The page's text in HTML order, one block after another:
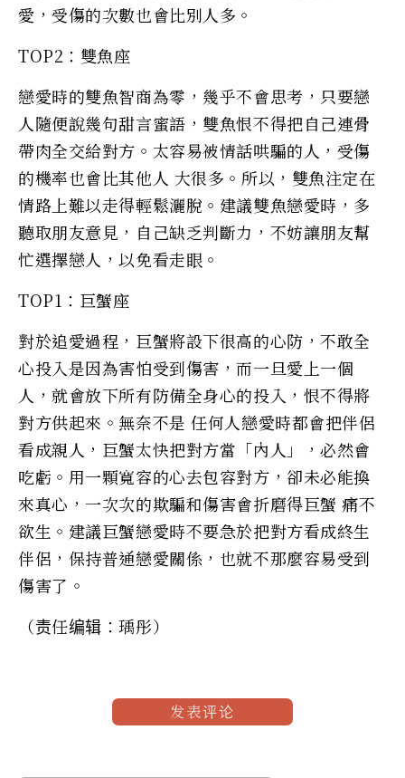
愛，受傷的次數也會比別人多。
TOP2：雙魚座
戀愛時的雙魚智商為零，幾乎不會思考，只要戀
人隨便說幾句甜言蜜語，雙魚恨不得把自己連骨
帶肉全交給對方。太容易被情話哄騙的人，受傷
的機率也會比其他人 大很多。所以，雙魚注定在
情路上難以走得輕鬆灑脫。建議雙魚戀愛時，多
聽取朋友意見，自己缺乏判斷力，不妨讓朋友幫
忙選擇戀人，以免看走眼。
TOP1：巨蟹座
對於追愛過程，巨蟹將設下很高的心防，不敢全
心投入是因為害怕受到傷害，而一旦愛上一個
人，就會放下所有防備全身心的投入，恨不得將
對方供起來。無奈不是 任何人戀愛時都會把伴侶
看成親人，巨蟹太快把對方當「內人」，必然會
吃虧。用一顆寬容的心去包容對方，卻未必能換
來真心，一次次的欺騙和傷害會折磨得巨蟹 痛不
欲生。建議巨蟹戀愛時不要急於把對方看成終生
伴侶，保持普通戀愛關係，也就不那麼容易受到
傷害了。
（责任编辑：瑀彤）
发表评论